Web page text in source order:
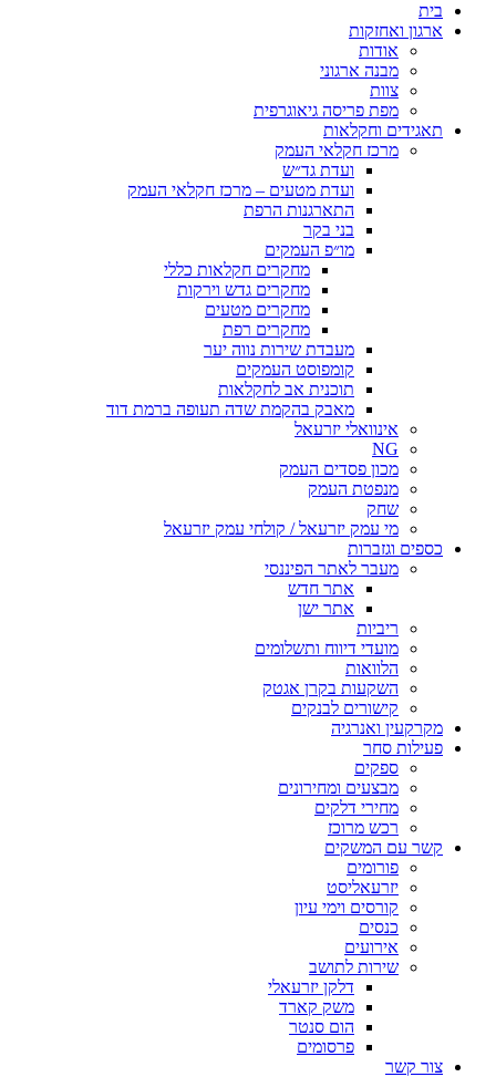
בית
ארגון ואחזקות
אודות
מבנה ארגוני
צוות
מפת פריסה גיאוגרפית
תאגידים וחקלאות
מרכז חקלאי העמק
ועדת גד״ש
ועדת מטעים – מרכז חקלאי העמק
התארגנות הרפת
בני בקר
מו״פ העמקים
מחקרים חקלאות כללי
מחקרים גדש וירקות
מחקרים מטעים
מחקרים רפת
מעבדת שירות נווה יער
קומפוסט העמקים
תוכנית אב לחקלאות
מאבק בהקמת שדה תעופה ברמת דוד
אינוואלי יזרעאל
NG
מכון פסדים העמק
מנפטת העמק
שחק
מי עמק יזרעאל / קולחי עמק יזרעאל
כספים וגזברות
מעבר לאתר הפיננסי
אתר חדש
אתר ישן
ריביות
מועדי דיווח ותשלומים
הלוואות
השקעות בקרן אגטק
קישורים לבנקים
מקרקעין ואנרגיה
פעילות סחר
ספקים
מבצעים ומחירונים
מחירי דלקים
רכש מרוכז
קשר עם המשקים
פורומים
יזרעאליסט
קורסים וימי עיון
כנסים
אירועים
שירות לתושב
דלקן יזרעאלי
משק קארד
הום סנטר
פרסומים
צור קשר